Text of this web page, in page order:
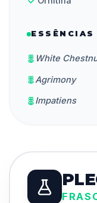
White
Agrimony
Impatiens